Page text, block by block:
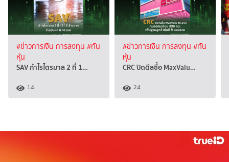
#ข่าวการเงิน การลงทุน #ทัน
หุ้น
SAV กำไรไตรมาส 2 ที่ 1…
14
#ข่าวการเงิน การลงทุน #ทัน
หุ้น
CRC ปิดดีลซื้อ MaxValu…
24